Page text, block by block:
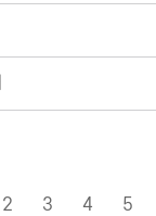
2 3 4 5